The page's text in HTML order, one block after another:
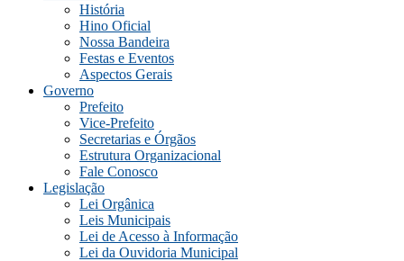
História
Hino Oficial
Nossa Bandeira
Festas e Eventos
Aspectos Gerais
Governo
Prefeito
Vice-Prefeito
Secretarias e Órgãos
Estrutura Organizacional
Fale Conosco
Legislação
Lei Orgânica
Leis Municipais
Lei de Acesso à Informação
Lei da Ouvidoria Municipal